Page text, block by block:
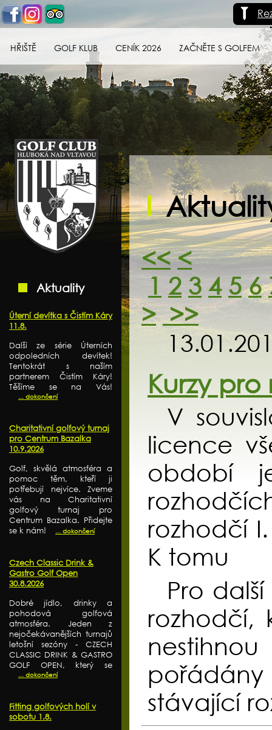
HŘIŠTĚ GOLF KLUB CENÍK 2026 ZAČNĚTE S GOLFEM
Golf klub Hluboká
nad Vltavou
Aktuality
Úterní devítka s Čistím Káry
11.8.
Další ze série Úterních
odpoledních devítek!
Tentokrát s naším
partnerem Čistím Káry!
Těšíme se na Vás!
... dokončení
Charitativní golfový turnaj
pro Centrum Bazalka
10.9.2026
Golf, skvělá atmosféra a
pomoc těm, kteří ji
potřebují nejvíce. Zveme
vás na Charitativní
golfový turnaj pro
Centrum Bazalka. Přidejte
se k nám!
... dokončení
Czech Classic Drink &
Gastro Golf Open
30.8.2026
Dobré jídlo, drinky a
pohodová golfová
atmosféra. Jeden z
nejočekávanějších turnajů
letošní sezóny - CZECH
CLASSIC DRINK & GASTRO
GOLF OPEN, který se
... dokončení
Fitting golfových holí v
sobotu 1.8.
<< <
1 2 3 4 5 6
> >>
Kurzy
V
licence
období
rozhodčí
K tomu
Pro
rozhodčí,
pořádány
stávající